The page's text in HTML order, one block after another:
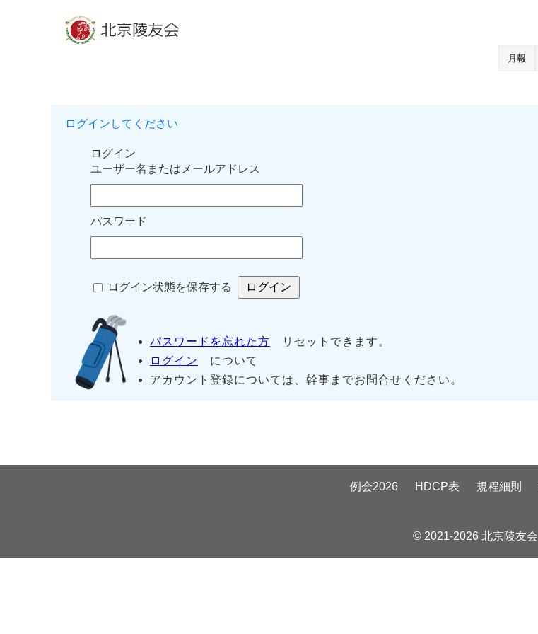
月報
ログインしてください
ログイン
ユーザー名またはメールアドレス
パスワード
ログイン状態を保存する
パスワードを忘れた方 リセットできます。
ログイン
について
アカウント登録については、幹事までお問合せください。
例会2026 HDCP表 規程細則
© 2021-2026 北京陵友会